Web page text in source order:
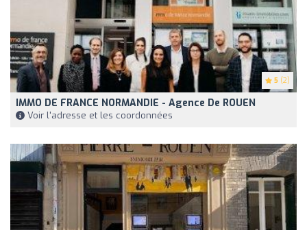
5 (2)
IMMO DE FRANCE NORMANDIE - Agence De ROUEN
Voir l'adresse et les coordonnées